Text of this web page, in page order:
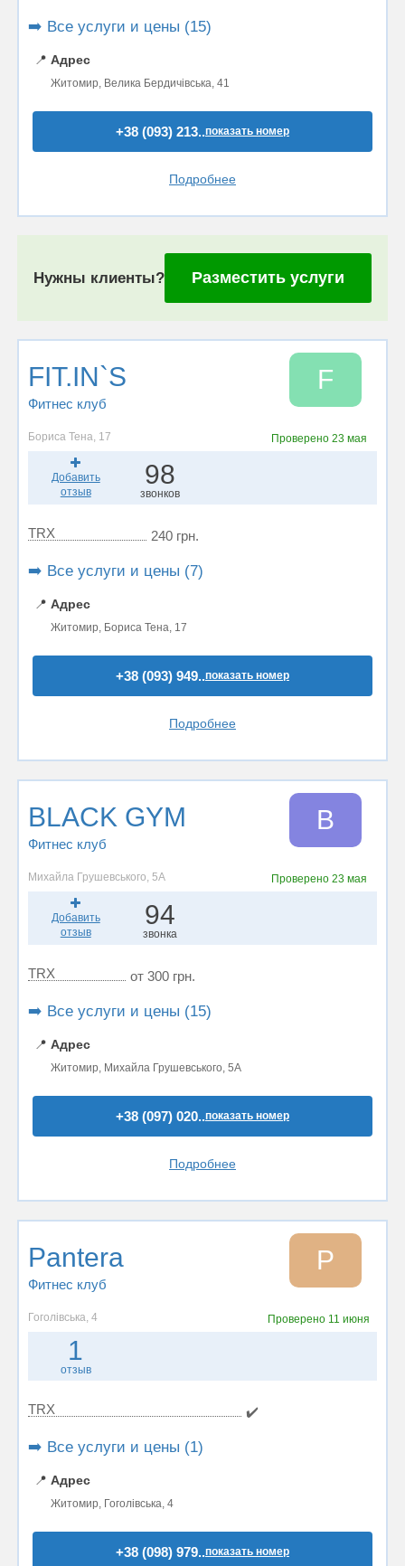
➡️ Все услуги и цены (15)
📍 Адрес
Житомир, Велика Бердичівська, 41
+38 (093) 213..показать номер
Подробнее
Нужны клиенты? Разместить услуги
FIT.IN`S
Фитнес клуб
F
Бориса Тена, 17 Проверено 23 мая
Добавить
отзыв
98
звонков
TRX 240 грн.
➡️ Все услуги и цены (7)
📍 Адрес
Житомир, Бориса Тена, 17
+38 (093) 949..показать номер
Подробнее
BLACK GYM
Фитнес клуб
B
Михайла Грушевського, 5А Проверено 23 мая
Добавить
отзыв
94
звонка
TRX от 300 грн.
➡️ Все услуги и цены (15)
📍 Адрес
Житомир, Михайла Грушевського, 5А
+38 (097) 020..показать номер
Подробнее
Pantera
Фитнес клуб
P
Гоголівська, 4 Проверено 11 июня
1
отзыв
TRX ✔️
➡️ Все услуги и цены (1)
📍 Адрес
Житомир, Гоголівська, 4
+38 (098) 979..показать номер